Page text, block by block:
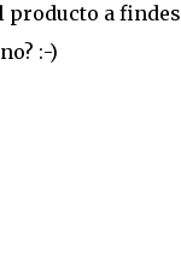
a
:-)